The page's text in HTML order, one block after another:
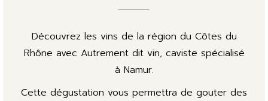
Découvrez les vins de la région du Côtes du
Rhône avec Autrement dit vin, caviste spécialisé
à Namur.
Cette dégustation vous permettra de gouter des